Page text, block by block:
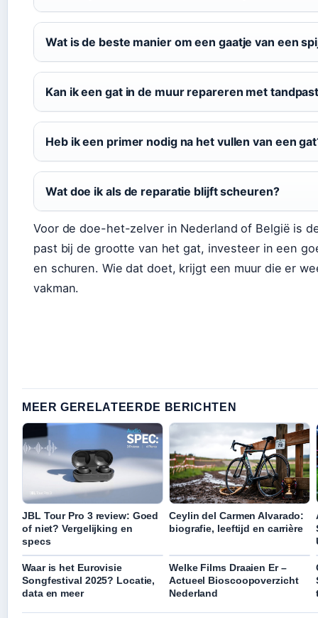
Wat is de beste manier om een gaatje van een
Kan ik een gat in de muur repareren met
Heb ik een primer nodig na het vullen van een
Wat doe ik als de reparatie blijft scheuren?
Voor de doe-het-zelver in Nederland of België is
past bij de grootte van het gat, investeer in een
en schuren. Wie dat doet, krijgt een muur die er
vakman.
MEER GERELATEERDE BERICHTEN
JBL Tour Pro 3 review: Goed
of niet? Vergelijking en
specs
Ceylin del Carmen Alvarado:
biografie, leeftijd en carrière
Waar is het Eurovisie
Songfestival 2025? Locatie,
data en meer
Welke Films Draaien Er –
Actueel Bioscoopoverzicht
Nederland